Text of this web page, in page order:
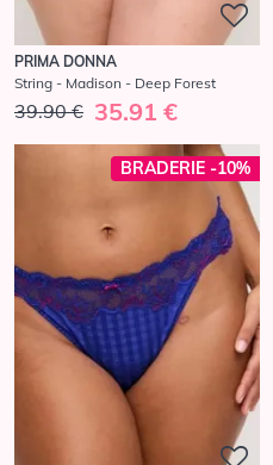
PRIMA DONNA
String - Madison - Deep Forest
39.90 € 35.91 €
BRADERIE -10%